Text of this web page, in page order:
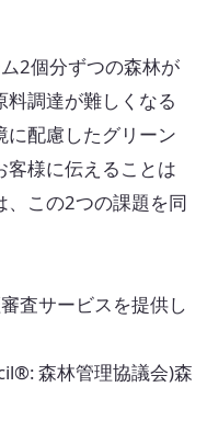
リアル）製造
クル｜独自技術
2個分ずつの森林が
調達が難しくなる
に配慮したグリーン
様に伝えることは
、この2つの課題を同
査サービスを提供し
森林管理協議会)森